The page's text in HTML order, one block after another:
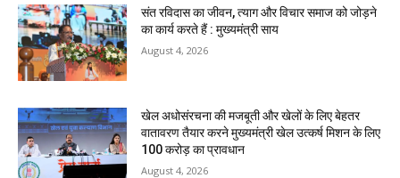
संत रविदास का जीवन, त्याग और विचार समाज को जोड़ने
का कार्य करते हैं : मुख्यमंत्री साय
August 4, 2026
खेल अधोसंरचना की मजबूती और खेलों के लिए बेहतर
वातावरण तैयार करने मुख्यमंत्री खेल उत्कर्ष मिशन के लिए
100 करोड़ का प्रावधान
August 4, 2026